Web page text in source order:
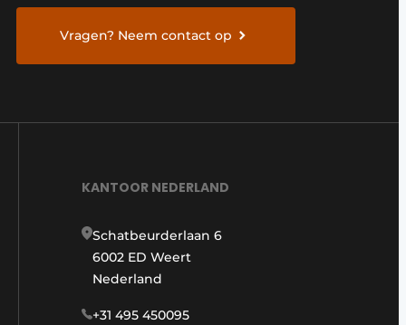
Vragen? Neem contact op
KANTOOR NEDERLAND
Schatbeurderlaan 6
6002 ED Weert
Nederland
+31 495 450095